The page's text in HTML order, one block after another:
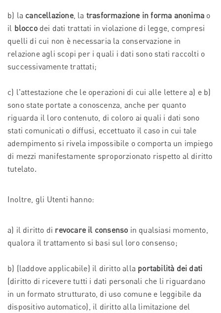
b) la cancellazione, la trasformazione in forma anonima o
il blocco dei dati trattati in violazione di legge, compresi
quelli di cui non è necessaria la conservazione in
relazione agli scopi per i quali i dati sono stati raccolti o
successivamente trattati;
c) l'attestazione che le operazioni di cui alle lettere a) e b)
sono state portate a conoscenza, anche per quanto
riguarda il loro contenuto, di coloro ai quali i dati sono
stati comunicati o diffusi, eccettuato il caso in cui tale
adempimento si rivela impossibile o comporta un impiego
di mezzi manifestamente sproporzionato rispetto al diritto
tutelato.
Inoltre, gli Utenti hanno:
a) il diritto di revocare il consenso in qualsiasi momento,
qualora il trattamento si basi sul loro consenso;
b) (laddove applicabile) il diritto alla portabilità dei dati
(diritto di ricevere tutti i dati personali che li riguardano
in un formato strutturato, di uso comune e leggibile da
dispositivo automatico), il diritto alla limitazione del